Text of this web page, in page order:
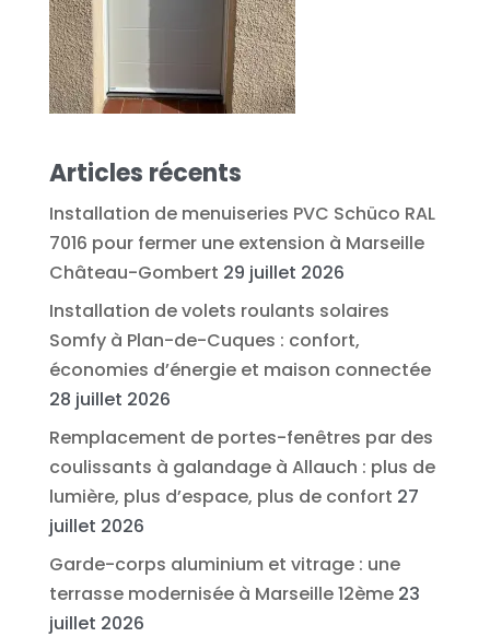
Articles récents
Installation de menuiseries PVC Schüco RAL
7016 pour fermer une extension à Marseille
Château-Gombert 29 juillet 2026
Installation de volets roulants solaires
Somfy à Plan-de-Cuques : confort,
économies d’énergie et maison connectée
28 juillet 2026
Remplacement de portes-fenêtres par des
coulissants à galandage à Allauch : plus de
lumière, plus d’espace, plus de confort 27
juillet 2026
Garde-corps aluminium et vitrage : une
terrasse modernisée à Marseille 12ème 23
juillet 2026